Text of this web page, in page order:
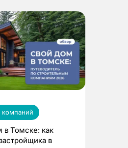
компаний
в Томске: как
в